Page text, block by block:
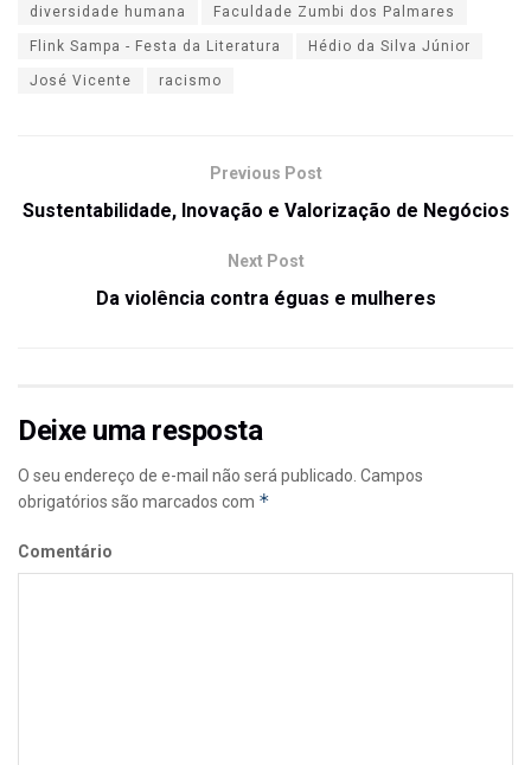
diversidade humana Faculdade Zumbi dos Palmares
Flink Sampa - Festa da Literatura Hédio da Silva Júnior
José Vicente racismo
Previous Post
Sustentabilidade, Inovação e Valorização de Negócios
Next Post
Da violência contra éguas e mulheres
Deixe uma resposta
O seu endereço de e-mail não será publicado. Campos
obrigatórios são marcados com *
Comentário